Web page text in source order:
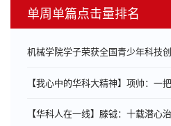
单周单篇点击量排名
机械学院学子荣获全国青少年科技
【我心中的华科大精神】项帅：一
【华科人在一线】滕钺：十载潜心